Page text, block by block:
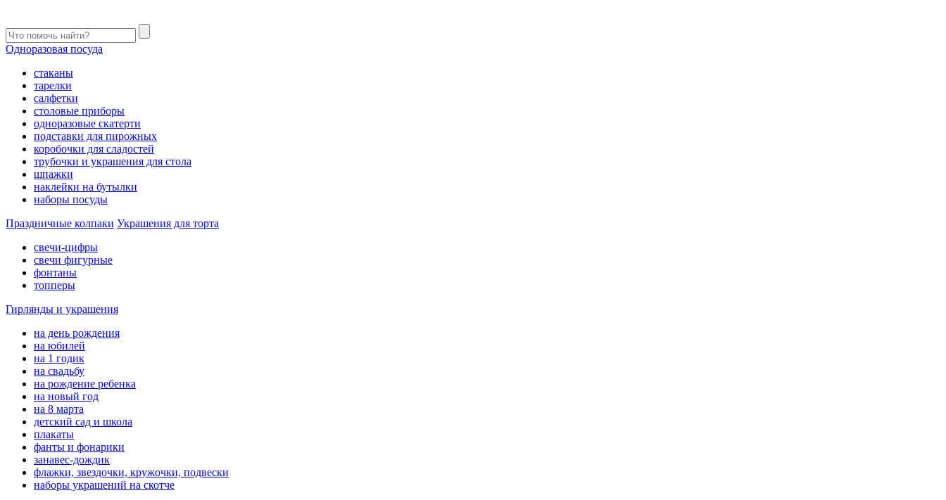
Одноразовая посуда
стаканы
тарелки
салфетки
столовые приборы
одноразовые скатерти
подставки для пирожных
коробочки для сладостей
трубочки и украшения для стола
шпажки
наклейки на бутылки
наборы посуды
Праздничные колпаки Украшения для торта
свечи-цифры
свечи фигурные
фонтаны
топперы
Гирлянды и украшения
на день рождения
на юбилей
на 1 годик
на свадьбу
на рождение ребенка
на новый год
на 8 марта
детский сад и школа
плакаты
фанты и фонарики
занавес-дождик
флажки, звездочки, кружочки, подвески
наборы украшений на скотче